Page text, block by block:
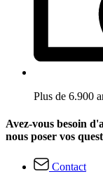
Plus de 6.900
Avez-vous besoin
nous poser vos
Contact